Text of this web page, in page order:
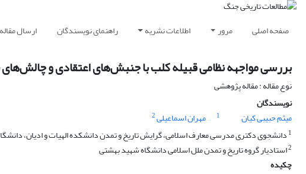
صفحه اصلی مرور اطلاعات نشریه راهنمای نویسندگان ارسال مقاله
بررسی مواجهه نظامی قبیله کلب با جنبش‌های اعتقادی و چالش‌های
نوع مقاله : مقاله پژوهشی
نویسندگان
میثم حبیبی کیان
1 مهران اسماعیلی2
1 دانشجوی دکتری مدرسی معارف اسلامی، گرایش تاریخ و تمدن دانشکده الهیات و ادیان،
2استادیار گروه تاریخ و تمدن ملل اسلامی دانشگاه شهید بهشتی
چکیده